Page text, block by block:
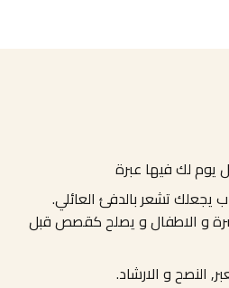
يوم لك فيها عبرة
يجعلك تشعر بالدفئ العائلي.
و الاطفال و يصلح كقصص قبل
النصح و الارشاد.